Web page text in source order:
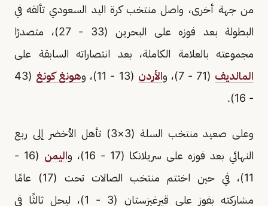
من جهة أخرى، واصل منتخب كرة اليد السعودي تألقه في
البطولة بعد فوزه على البحرين (33 - 27)، متصدرًا
مجموعته بالعلامة الكاملة، بعد انتصاراته السابقة على
المالديف (71 - 7)، و الأردن (13 - 11)، و هونغ كونغ
(43
- 16).
وعلى صعيد منتخب السلة (3×3) تأهل الأخضر إلى ربع
النهائي بعد فوزه على سريلانكا (17 - 16)، و
اليمن
(16 -
11)، في حين اختتم منتخب الصالات تحت (17) عامًا
مشاركته بفوز على قيرغيزستان (3 - 1)، ليحل ثالثًا في